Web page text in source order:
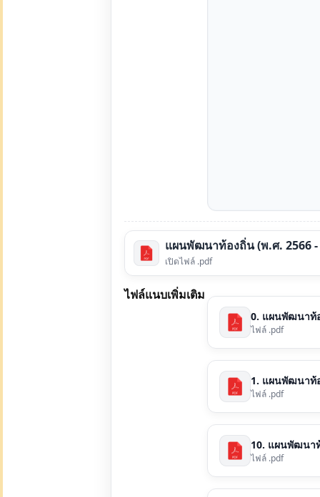
แผนพัฒนาท้องถิ่น (พ.ศ. 2566 -
เปิดไฟล์ .pdf
ไฟล์แนบเพิ่มเติม
0. แผนพัฒนาท้
ไฟล์ .pdf
1. แผนพัฒนาท้
ไฟล์ .pdf
10. แผนพัฒนา
ไฟล์ .pdf